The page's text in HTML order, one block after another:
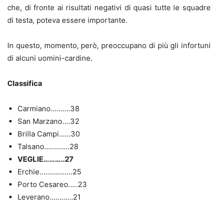
che, di fronte ai risultati negativi di quasi tutte le squadre
di testa, poteva essere importante.
In questo, momento, però, preoccupano di più gli infortuni
di alcuni uomini-cardine.
Classifica
Carmiano……….38
San Marzano….32
Brilla Campi……30
Talsano………….28
VEGLIE………..27
Erchie……………..25
Porto Cesareo…..23
Leverano…………21